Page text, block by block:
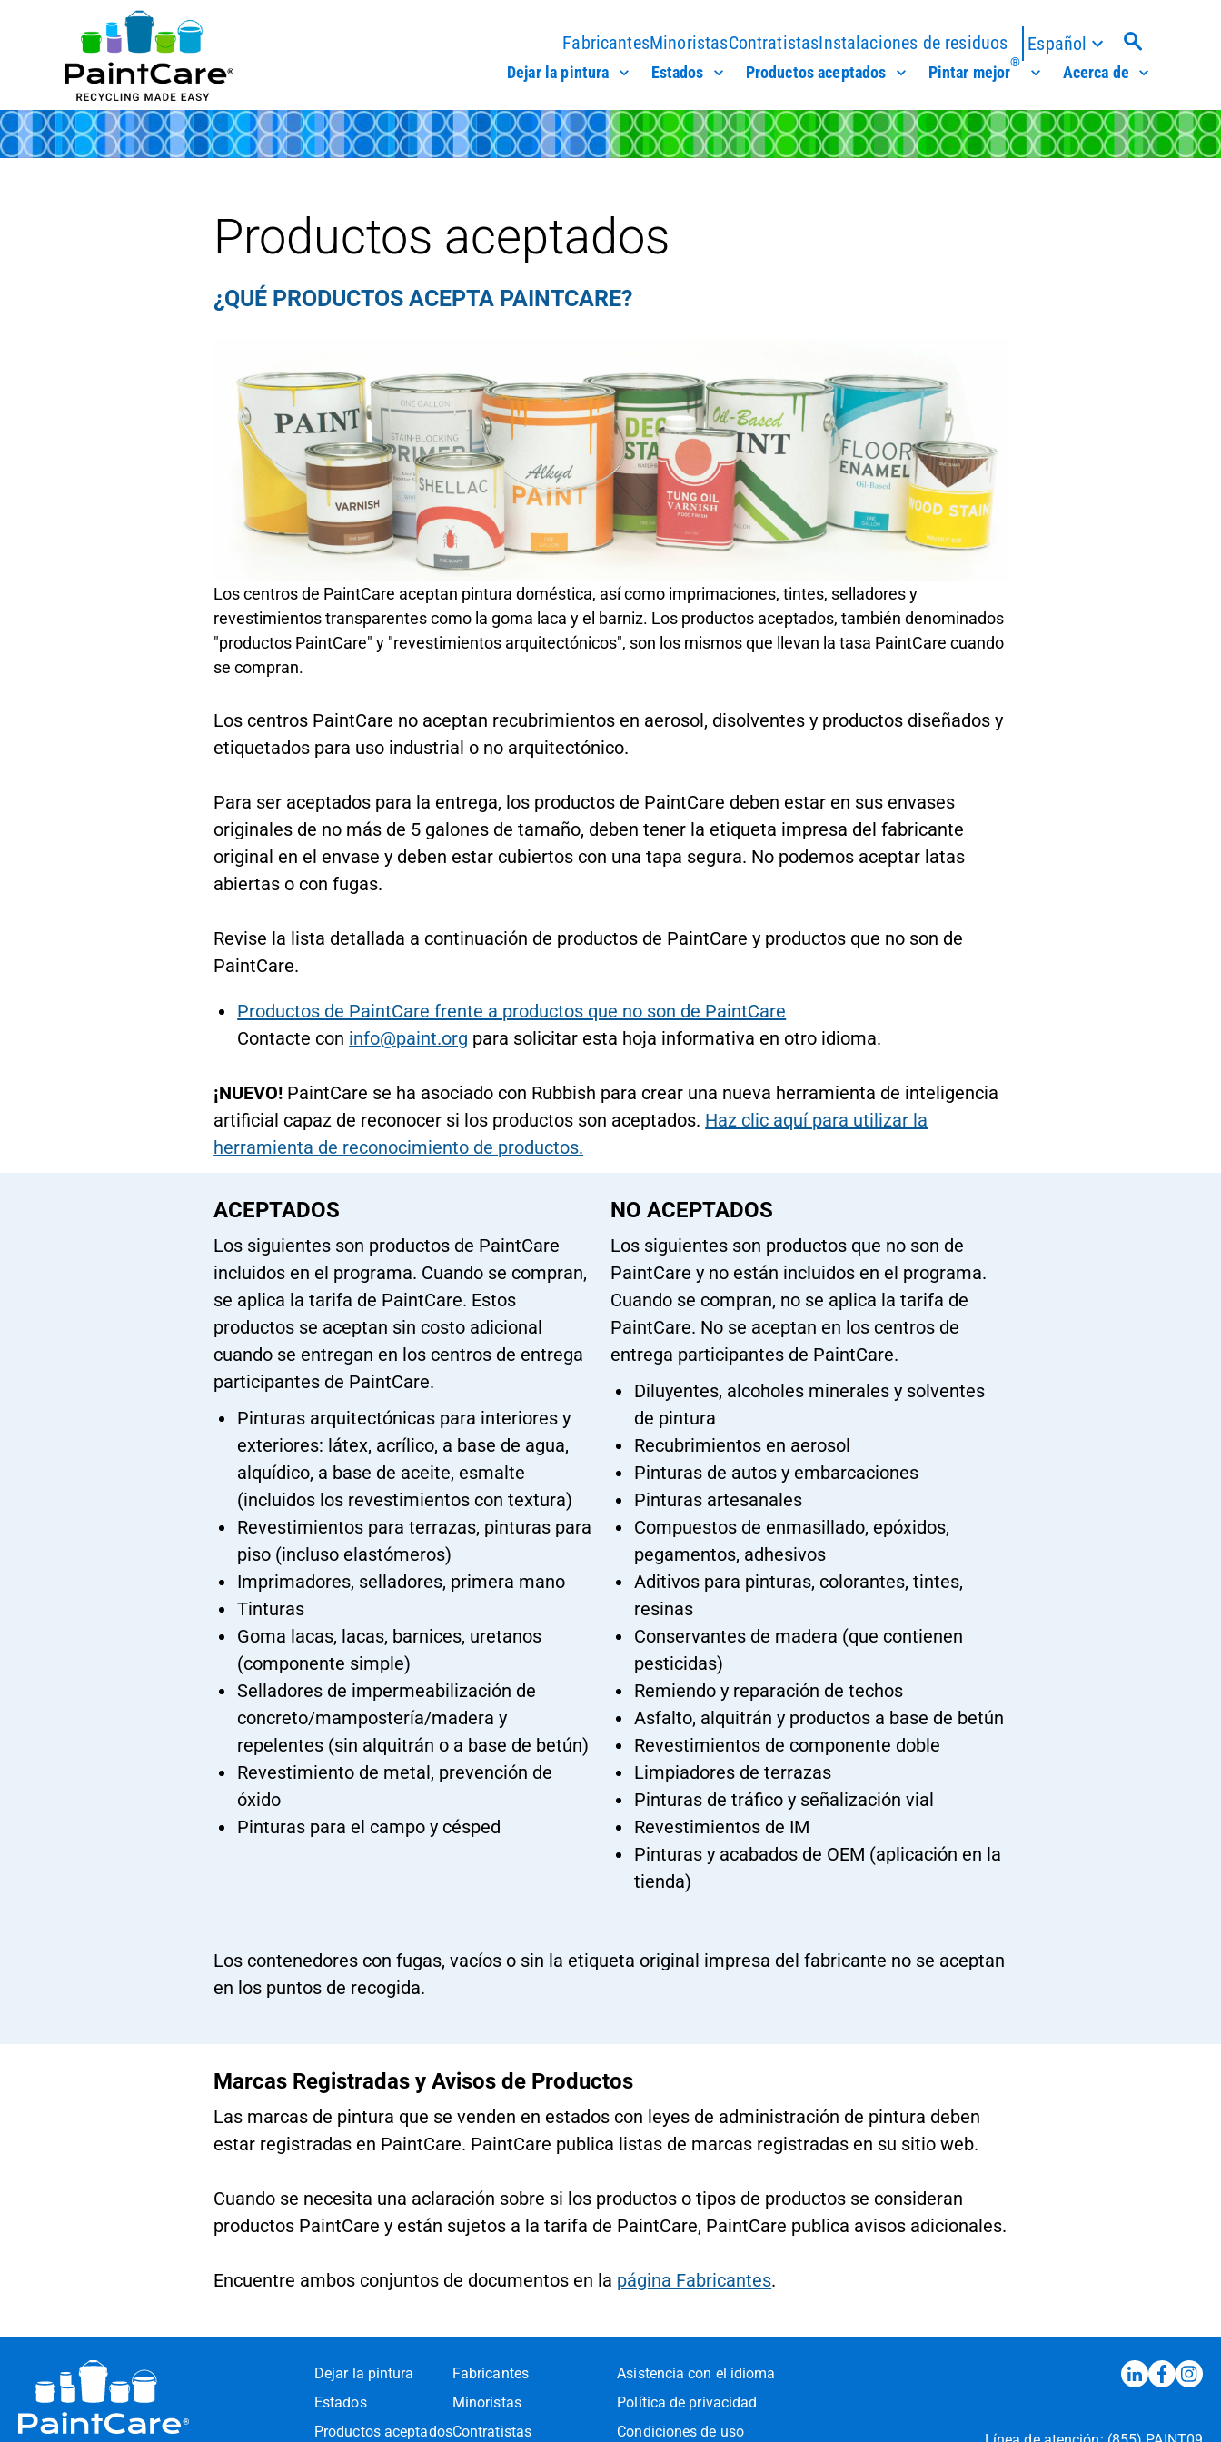
FabricantesMinoristasContratistasInstalaciones de residuos Español
Dejar la pintura Estados Productos aceptados Pintar mejor
®
Acerca de
Productos aceptados
¿QUÉ PRODUCTOS ACEPTA PAINTCARE?
Los centros de PaintCare aceptan pintura doméstica, así como imprimaciones, tintes, selladores y
revestimientos transparentes como la goma laca y el barniz. Los productos aceptados, también denominados
"productos PaintCare" y "revestimientos arquitectónicos", son los mismos que llevan la tasa PaintCare cuando
se compran.
Los centros PaintCare no aceptan recubrimientos en aerosol, disolventes y productos diseñados y
etiquetados para uso industrial o no arquitectónico.
Para ser aceptados para la entrega, los productos de PaintCare deben estar en sus envases
originales de no más de 5 galones de tamaño, deben tener la etiqueta impresa del fabricante
original en el envase y deben estar cubiertos con una tapa segura. No podemos aceptar latas
abiertas o con fugas.
Revise la lista detallada a continuación de productos de PaintCare y productos que no son de
PaintCare.
Productos de PaintCare frente a productos que no son de PaintCare
Contacte con info@paint.org para solicitar esta hoja informativa en otro idioma.
¡NUEVO! PaintCare se ha asociado con Rubbish para crear una nueva herramienta de inteligencia
artificial capaz de reconocer si los productos son aceptados. Haz clic aquí para utilizar la
herramienta de reconocimiento de productos.
ACEPTADOS
Los siguientes son productos de PaintCare
incluidos en el programa. Cuando se compran,
se aplica la tarifa de PaintCare. Estos
productos se aceptan sin costo adicional
cuando se entregan en los centros de entrega
participantes de PaintCare.
Pinturas arquitectónicas para interiores y
exteriores: látex, acrílico, a base de agua,
alquídico, a base de aceite, esmalte
(incluidos los revestimientos con textura)
Revestimientos para terrazas, pinturas para
piso (incluso elastómeros)
Imprimadores, selladores, primera mano
Tinturas
Goma lacas, lacas, barnices, uretanos
(componente simple)
Selladores de impermeabilización de
concreto/mampostería/madera y
repelentes (sin alquitrán o a base de betún)
Revestimiento de metal, prevención de
óxido
Pinturas para el campo y césped
NO ACEPTADOS
Los siguientes son productos que no son de
PaintCare y no están incluidos en el programa.
Cuando se compran, no se aplica la tarifa de
PaintCare. No se aceptan en los centros de
entrega participantes de PaintCare.
Diluyentes, alcoholes minerales y solventes
de pintura
Recubrimientos en aerosol
Pinturas de autos y embarcaciones
Pinturas artesanales
Compuestos de enmasillado, epóxidos,
pegamentos, adhesivos
Aditivos para pinturas, colorantes, tintes,
resinas
Conservantes de madera (que contienen
pesticidas)
Remiendo y reparación de techos
Asfalto, alquitrán y productos a base de betún
Revestimientos de componente doble
Limpiadores de terrazas
Pinturas de tráfico y señalización vial
Revestimientos de IM
Pinturas y acabados de OEM (aplicación en la
tienda)
Los contenedores con fugas, vacíos o sin la etiqueta original impresa del fabricante no se aceptan
en los puntos de recogida.
Marcas Registradas y Avisos de Productos
Las marcas de pintura que se venden en estados con leyes de administración de pintura deben
estar registradas en PaintCare. PaintCare publica listas de marcas registradas en su sitio web.
Cuando se necesita una aclaración sobre si los productos o tipos de productos se consideran
productos PaintCare y están sujetos a la tarifa de PaintCare, PaintCare publica avisos adicionales.
Encuentre ambos conjuntos de documentos en la página Fabricantes.
Dejar la pintura
Estados
Productos aceptados
Fabricantes
Minoristas
Contratistas
Asistencia con el idioma
Política de privacidad
Condiciones de uso